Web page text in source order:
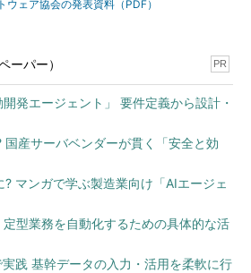
ェア協会の発表資料（PDF）
ーパー） PR
発エージェント」 要件定義から設計・
国産サーバベンダーが貫く「安全と効
? マンガで学ぶ製造業向け「AIエージェ
定型業務を自動化するための具体的な活
実践 基幹データの入力・活用を柔軟に行